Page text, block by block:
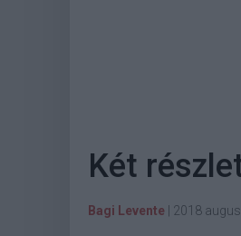
Két
Bagi Levente 2018